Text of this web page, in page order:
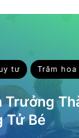
tư Trăm hoa
Trưởng
Tử Bé